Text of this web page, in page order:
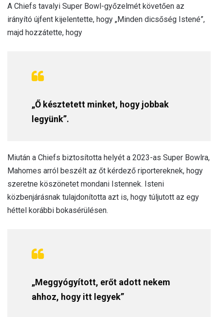
A Chiefs tavalyi Super Bowl-győzelmét követően az
irányító újfent kijelentette, hogy „Minden dicsőség Istené”,
majd hozzátette, hogy
„Ő késztetett minket, hogy jobbak
legyünk”.
Miután a Chiefs biztosította helyét a 2023-as Super Bowlra,
Mahomes arról beszélt az őt kérdező riportereknek, hogy
szeretne köszönetet mondani Istennek. Isteni
közbenjárásnak tulajdonította azt is, hogy túljutott az egy
héttel korábbi bokasérülésen.
„Meggyógyított, erőt adott nekem
ahhoz, hogy itt legyek”